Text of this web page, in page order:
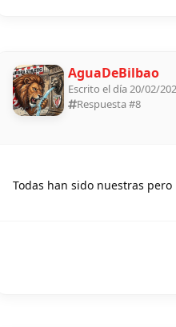
AguaDeBilbao
Escrito el día 20/02/
Respuesta #8
Todas han sido nuestras